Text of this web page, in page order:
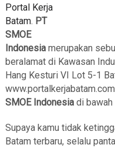
Portal Kerja
Batam. PT
SMOE
Indonesia merupakan
beralamat di Kawasan
Hang Kesturi VI Lot 5-1
SMOE Indonesiadi bawah
Supaya kamu tidak
Batam terbaru, selalu